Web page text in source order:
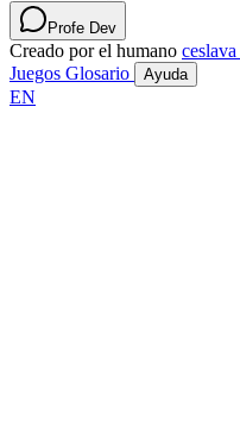
Profe Dev
Creado por el humano ceslava
Juegos Glosario Ayuda
EN